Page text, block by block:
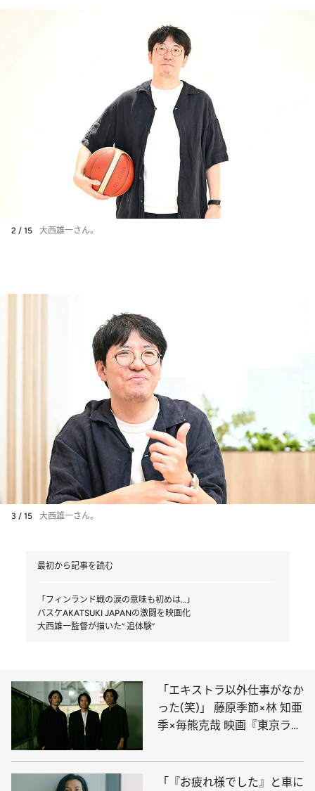
2 / 15 大西雄一さん。
3 / 15 大西雄一さん。
最初から記事を読む
「フィンランド戦の涙の意味も初めは…」
バスケAKATSUKI JAPANの激闘を映画化
大西雄一監督が描いた“ 追体験”
「エキストラ以外仕事がなか
った(笑)」 藤原季節×林 知亜
季×毎熊克哉 映画『東京ラン
「『お疲れ様でした』と車に